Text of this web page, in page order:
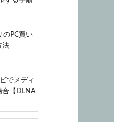
のPC買い
法
でメディ
合【DLNA